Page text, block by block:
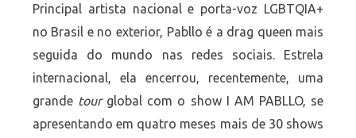
Principal artista nacional e porta-voz LGBTQIA+
no Brasil e no exterior, Pabllo é a drag queen mais
seguida do mundo nas redes sociais. Estrela
internacional, ela encerrou, recentemente, uma
grande tour global com o show I AM PABLLO, se
apresentando em quatro meses mais de 30 shows